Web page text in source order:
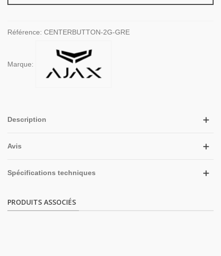
Référence: CENTERBUTTON-2G-GRE
Marque:
Description
Avis
Spécifications techniques
PRODUITS ASSOCIÉS